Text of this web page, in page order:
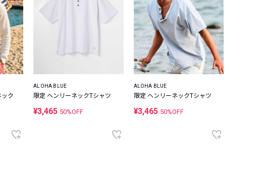
ック
ALOHA BLUE
限定 ヘンリーネックTシャツ
¥3,465 50%OFF
ALOHA BLUE
限定 ヘンリーネックTシャツ
¥3,465 50%OFF